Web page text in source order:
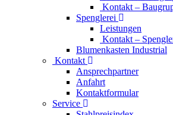
Kontakt –
Spenglerei
Leistungen
Kontakt –
Blumenkasten Industrial
Kontakt
Ansprechpartner
Anfahrt
Kontaktformular
Service